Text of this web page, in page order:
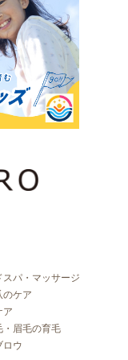
スパ・マッサージ
のケア
ア
・眉毛の育毛
ロウ